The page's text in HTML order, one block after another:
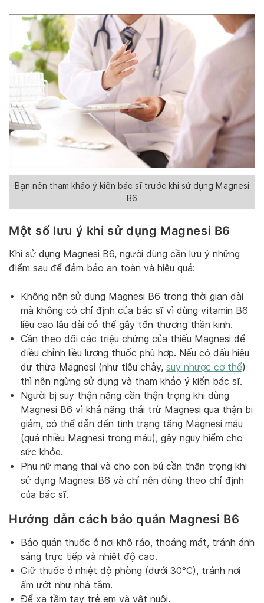
Bạn nên tham khảo ý kiến bác sĩ trước khi sử dụng Magnesi
B6
Một số lưu ý khi sử dụng Magnesi B6
Khi sử dụng Magnesi B6, người dùng cần lưu ý những
điểm sau để đảm bảo an toàn và hiệu quả:
Không nên sử dụng Magnesi B6 trong thời gian dài
mà không có chỉ định của bác sĩ vì dùng vitamin B6
liều cao lâu dài có thể gây tổn thương thần kinh.
Cần theo dõi các triệu chứng của thiếu Magnesi để
điều chỉnh liều lượng thuốc phù hợp. Nếu có dấu hiệu
dư thừa Magnesi (như tiêu chảy, suy nhược cơ thể)
thì nên ngừng sử dụng và tham khảo ý kiến bác sĩ.
Người bị suy thận nặng cần thận trọng khi dùng
Magnesi B6 vì khả năng thải trừ Magnesi qua thận bị
giảm, có thể dẫn đến tình trạng tăng Magnesi máu
(quá nhiều Magnesi trong máu), gây nguy hiểm cho
sức khỏe.
Phụ nữ mang thai và cho con bú cần thận trọng khi
sử dụng Magnesi B6 và chỉ nên dùng theo chỉ định
của bác sĩ.
Hướng dẫn cách bảo quản Magnesi B6
Bảo quản thuốc ở nơi khô ráo, thoáng mát, tránh ánh
sáng trực tiếp và nhiệt độ cao.
Giữ thuốc ở nhiệt độ phòng (dưới 30°C), tránh nơi
ẩm ướt như nhà tắm.
Để xa tầm tay trẻ em và vật nuôi.